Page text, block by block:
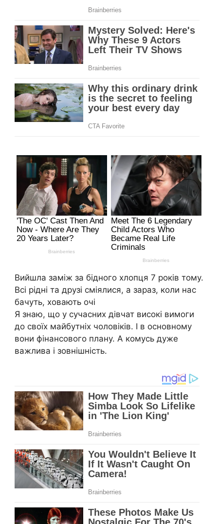
Вийшла заміж за бідного хлопця 7 років тому.
Всі рідні та друзі сміялися, а зараз, коли нас
бачуть, ховaють очі
Я знаю, що у сучасних дівчат високі вимоги
до своїх майбутніх чоловіків. І в основному
вони фінансового плану. А комусь дуже
важлива і зовнішність.